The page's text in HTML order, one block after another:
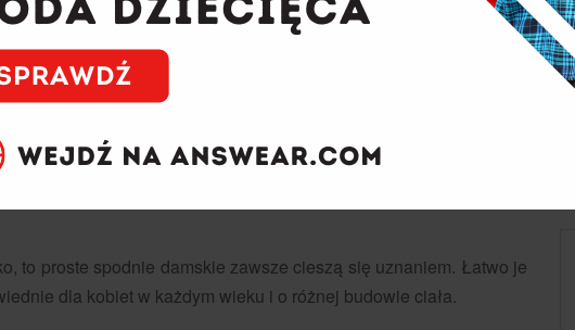
damskie - jakie wybrać?
to proste spodnie damskie zawsze cieszą się uznaniem. Łatwo je
dla kobiet w każdym wieku i o różnej budowie ciała.